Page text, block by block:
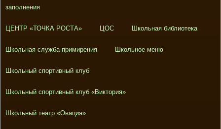
заполнения
ЦЕНТР «ТОЧКА РОСТА» ЦОС Школьная библиотека
Школьная служба примирения Школьное меню
Школьный спортивный клуб
Школьный спортивный клуб «Виктория»
Школьный театр «Овация»